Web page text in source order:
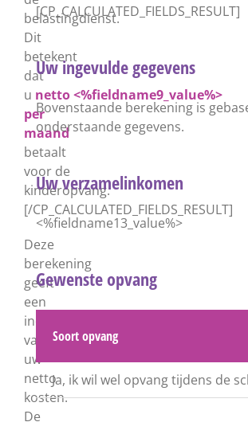
belastingdienst.
Dit
betekent
dat
u netto<%fieldname9_value%>
per
maand
betaalt
voor de
kinderopvang.
[/CP_CALCULATED_FIELDS_RESULT]
Deze
berekening
geeft
een
indicatie
van
uw
netto
kosten.
De
[CP_CALCULATED_FIELDS_RESULT]
Uw ingevulde gegevens
Bovenstaande berekening is
onderstaande gegevens.
Uw verzamelinkomen
<%fieldname13_value%>
Gewenste opvang
Soort opvang
Ja, ik wil wel opvang tijdens de